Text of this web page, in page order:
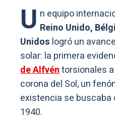
U n equipo
Reino Unido,
Unidos logró un
solar: la primera
de Alfvéntorsionales
corona del Sol, un
existencia se buscaba
1940.